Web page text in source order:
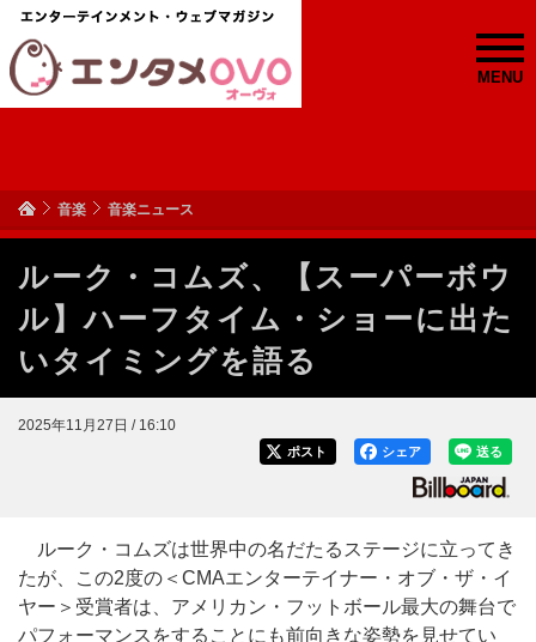
MENU
音楽 音楽ニュース
ルーク・コムズ、【スーパーボウ
ル】ハーフタイム・ショーに出た
いタイミングを語る
2025年11月27日 / 16:10
送る
シェア
ポスト
ルーク・コムズは世界中の名だたるステージに立ってき
たが、この2度の＜CMAエンターテイナー・オブ・ザ・イ
ヤー＞受賞者は、アメリカン・フットボール最大の舞台で
パフォーマンスをすることにも前向きな姿勢を見せてい